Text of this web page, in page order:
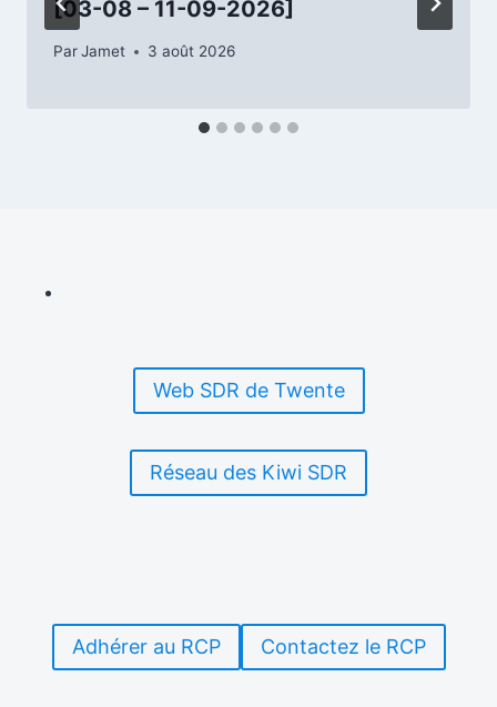
[03-08 – 11-09-2026]
ParJamet 3 août 2026
Web SDR de Twente
Réseau des Kiwi SDR
Adhérer au RCP Contactez le RCP